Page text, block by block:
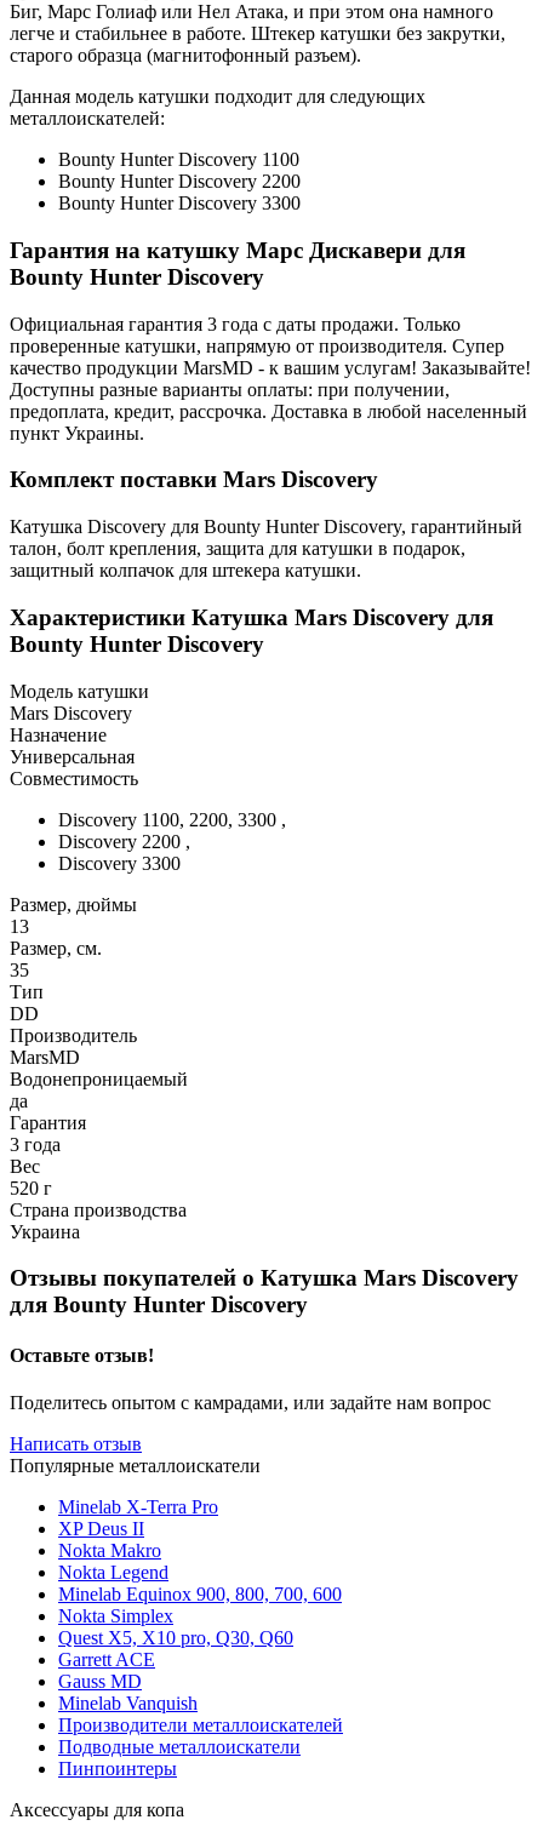
Биг, Марс Голиаф или Нел Атака, и при этом она намного
легче и стабильнее в работе. Штекер катушки без закрутки,
старого образца (магнитофонный разъем).
Данная модель катушки подходит для следующих
металлоискателей:
Bounty Hunter Discovery 1100
Bounty Hunter Discovery 2200
Bounty Hunter Discovery 3300
Гарантия на катушку Марс Дискавери для
Bounty Hunter Discovery
Официальная гарантия 3 года с даты продажи. Только
проверенные катушки, напрямую от производителя. Супер
качество продукции MarsMD - к вашим услугам! Заказывайте!
Доступны разные варианты оплаты: при получении,
предоплата, кредит, рассрочка. Доставка в любой населенный
пункт Украины.
Комплект поставки Mars Discovery
Катушка Discovery для Bounty Hunter Discovery, гарантийный
талон, болт крепления, защита для катушки в подарок,
защитный колпачок для штекера катушки.
Характеристики Катушка Mars Discovery для
Bounty Hunter Discovery
Модель катушки
Mars Discovery
Назначение
Универсальная
Совместимость
Discovery 1100, 2200, 3300 ,
Discovery 2200 ,
Discovery 3300
Размер, дюймы
13
Размер, см.
35
Тип
DD
Производитель
MarsMD
Водонепроницаемый
да
Гарантия
3 года
Вес
520 г
Страна производства
Украина
Отзывы покупателей о Катушка Mars Discovery
для Bounty Hunter Discovery
Оставьте отзыв!
Поделитесь опытом с камрадами, или задайте нам вопрос
Написать отзыв
Популярные металлоискатели
Minelab X-Terra Pro
XP Deus II
Nokta Makro
Nokta Legend
Minelab Equinox 900, 800, 700, 600
Nokta Simplex
Quest X5, X10 pro, Q30, Q60
Garrett ACE
Gauss MD
Minelab Vanquish
Производители металлоискателей
Подводные металлоискатели
Пинпоинтеры
Аксессуары для копа